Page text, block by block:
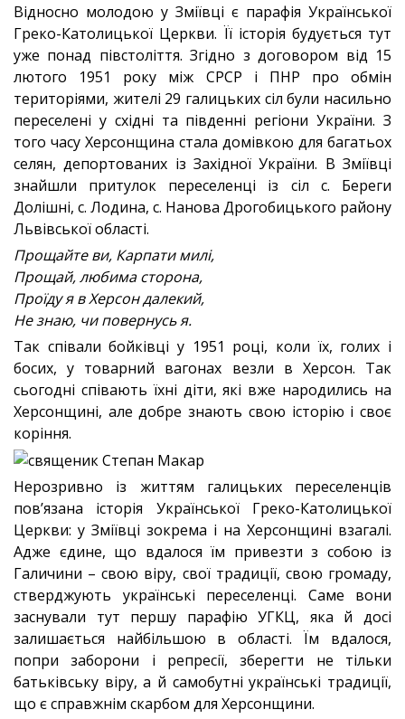
Відносно молодою у Зміївці є парафія Української
Греко-Католицької Церкви. Її історія будується тут
уже понад півстоліття. Згідно з договором від 15
лютого 1951 року між СРСР і ПНР про обмін
територіями, жителі 29 галицьких сіл були насильно
переселені у східні та південні регіони України. З
того часу Херсонщина стала домівкою для багатьох
селян, депортованих із Західної України. В Зміївці
знайшли притулок переселенці із сіл с. Береги
Долішні, с. Лодина, с. Нанова Дрогобицького району
Львівської області.
Прощайте ви, Карпати милі,
Прощай, любима сторона,
Проїду я в Херсон далекий,
Не знаю, чи повернусь я.
Так співали бойківці у 1951 році, коли їх, голих і
босих, у товарний вагонах везли в Херсон. Так
сьогодні співають їхні діти, які вже народились на
Херсонщині, але добре знають свою історію і своє
коріння.
Нерозривно із життям галицьких переселенців
пов’язана історія Української Греко-Католицької
Церкви: у Зміївці зокрема і на Херсонщині взагалі.
Адже єдине, що вдалося їм привезти з собою із
Галичини – свою віру, свої традиції, свою громаду,
стверджують українські переселенці. Саме вони
заснували тут першу парафію УГКЦ, яка й досі
залишається найбільшою в області. Їм вдалося,
попри заборони і репресії, зберегти не тільки
батьківську віру, а й самобутні українські традиції,
що є справжнім скарбом для Херсонщини.